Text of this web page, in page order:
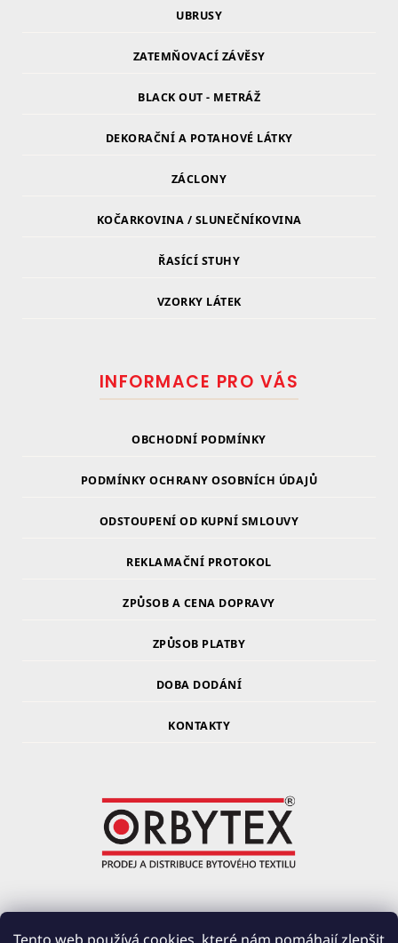
UBRUSY
ZATEMŇOVACÍ ZÁVĚSY
BLACK OUT - METRÁŽ
DEKORAČNÍ A POTAHOVÉ LÁTKY
ZÁCLONY
KOČARKOVINA / SLUNEČNÍKOVINA
ŘASÍCÍ STUHY
VZORKY LÁTEK
INFORMACE PRO VÁS
OBCHODNÍ PODMÍNKY
PODMÍNKY OCHRANY OSOBNÍCH ÚDAJŮ
ODSTOUPENÍ OD KUPNÍ SMLOUVY
REKLAMAČNÍ PROTOKOL
ZPŮSOB A CENA DOPRAVY
ZPŮSOB PLATBY
DOBA DODÁNÍ
KONTAKTY